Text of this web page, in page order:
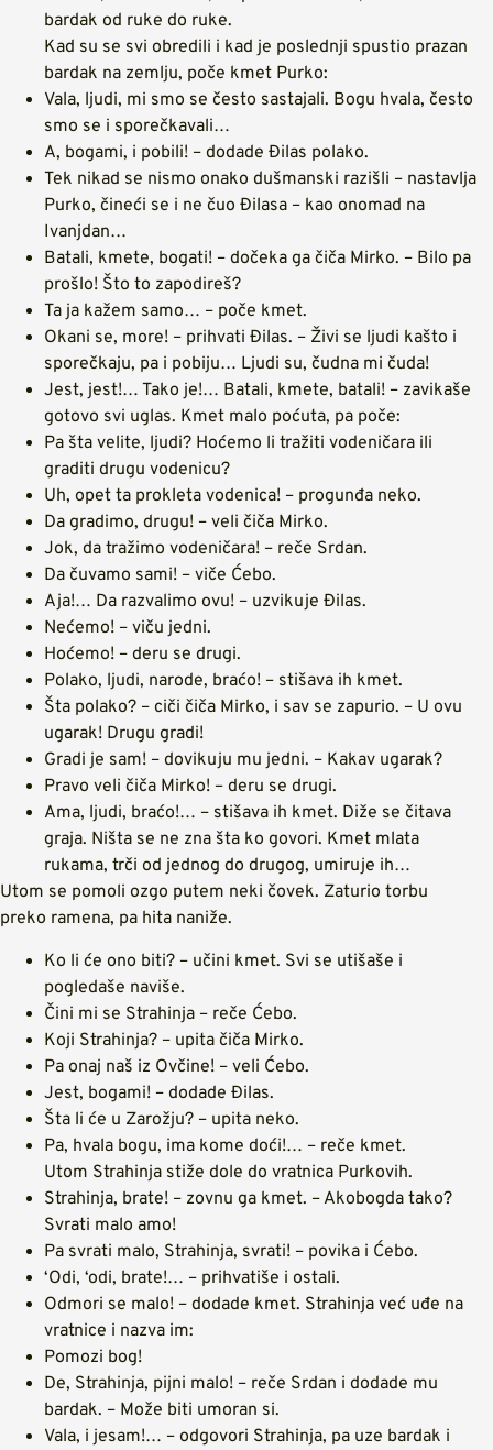
bardak od ruke do ruke.
Kad su se svi obredili i kad je poslednji spustio prazan
bardak na zemlju, poče kmet Purko:
Vala, ljudi, mi smo se često sastajali. Bogu hvala, često
smo se i sporečkavali…
A, bogami, i pobili! – dodade Đilas polako.
Tek nikad se nismo onako dušmanski razišli – nastavlja
Purko, čineći se i ne čuo Đilasa – kao onomad na
Ivanjdan…
Batali, kmete, bogati! – dočeka ga čiča Mirko. – Bilo pa
prošlo! Što to zapodireš?
Ta ja kažem samo… – poče kmet.
Okani se, more! – prihvati Đilas. – Živi se ljudi kašto i
sporečkaju, pa i pobiju… Ljudi su, čudna mi čuda!
Jest, jest!… Tako je!… Batali, kmete, batali! – zavikaše
gotovo svi uglas. Kmet malo poćuta, pa poče:
Pa šta velite, ljudi? Hoćemo li tražiti vodeničara ili
graditi drugu vodenicu?
Uh, opet ta prokleta vodenica! – progunđa neko.
Da gradimo, drugu! – veli čiča Mirko.
Jok, da tražimo vodeničara! – reče Srdan.
Da čuvamo sami! – viče Ćebo.
Aja!… Da razvalimo ovu! – uzvikuje Đilas.
Nećemo! – viču jedni.
Hoćemo! – deru se drugi.
Polako, ljudi, narode, braćo! – stišava ih kmet.
Šta polako? – ciči čiča Mirko, i sav se zapurio. – U ovu
ugarak! Drugu gradi!
Gradi je sam! – dovikuju mu jedni. – Kakav ugarak?
Pravo veli čiča Mirko! – deru se drugi.
Ama, ljudi, braćo!… – stišava ih kmet. Diže se čitava
graja. Ništa se ne zna šta ko govori. Kmet mlata
rukama, trči od jednog do drugog, umiruje ih…
Utom se pomoli ozgo putem neki čovek. Zaturio torbu
preko ramena, pa hita naniže.
Ko li će ono biti? – učini kmet. Svi se utišaše i
pogledaše naviše.
Čini mi se Strahinja – reče Ćebo.
Koji Strahinja? – upita čiča Mirko.
Pa onaj naš iz Ovčine! – veli Ćebo.
Jest, bogami! – dodade Đilas.
Šta li će u Zarožju? – upita neko.
Pa, hvala bogu, ima kome doći!… – reče kmet.
Utom Strahinja stiže dole do vratnica Purkovih.
Strahinja, brate! – zovnu ga kmet. – Akobogda tako?
Svrati malo amo!
Pa svrati malo, Strahinja, svrati! – povika i Ćebo.
‘Odi, ‘odi, brate!… – prihvatiše i ostali.
Odmori se malo! – dodade kmet. Strahinja već uđe na
vratnice i nazva im:
Pomozi bog!
De, Strahinja, pijni malo! – reče Srdan i dodade mu
bardak. – Može biti umoran si.
Vala, i jesam!… – odgovori Strahinja, pa uze bardak i